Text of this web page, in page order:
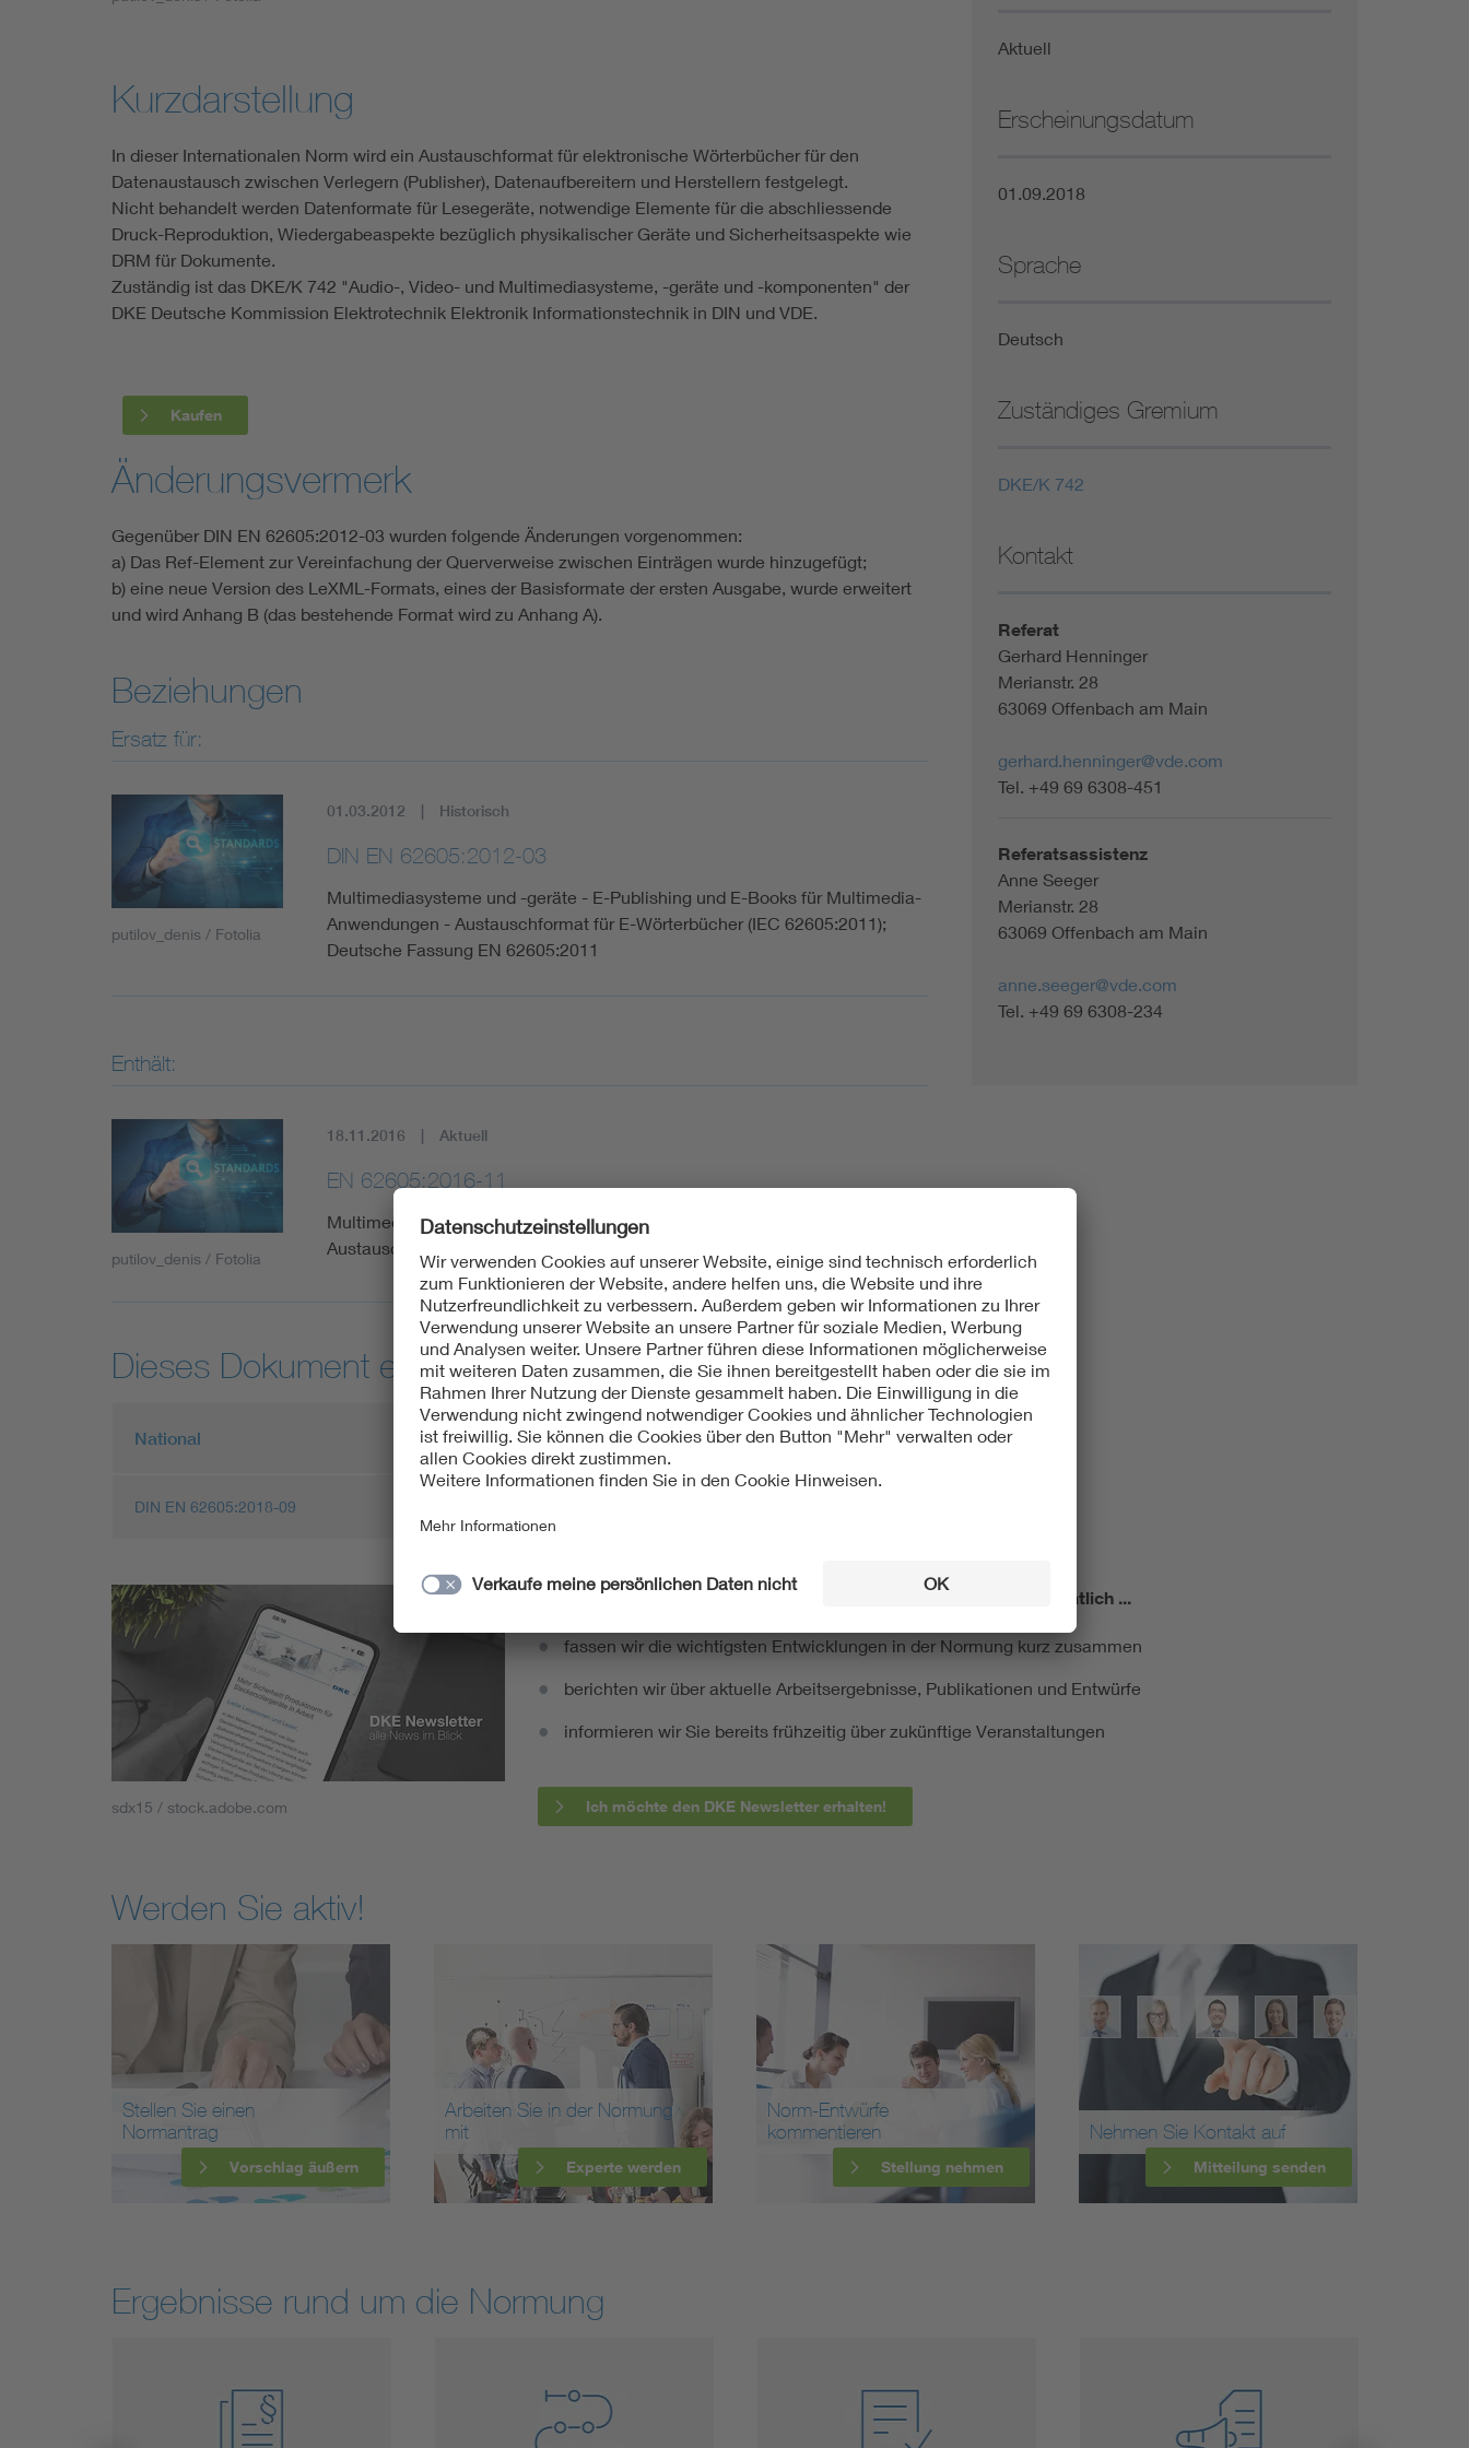
Living
Smart Cities
Kurzdarstellung
In dieser Internationalen Norm wird ein Austauschformat für elektronische Wörterbücher für den
Datenaustausch zwischen Verlegern (Publisher), Datenaufbereitern und Herstellern festgelegt.
Nicht behandelt werden Datenformate für Lesegeräte, notwendige Elemente für die abschliessende
Druck-Reproduktion, Wiedergabeaspekte bezüglich physikalischer Geräte und Sicherheitsaspekte wie
DRM für Dokumente.
Zuständig ist das DKE/K 742 "Audio-, Video- und Multimediasysteme, -geräte und -komponenten" der
DKE Deutsche Kommission Elektrotechnik Elektronik Informationstechnik in DIN und VDE.
Kaufen
Änderungsvermerk
Gegenüber DIN EN 62605:2012-03 wurden folgende Änderungen vorgenommen:
a) Das Ref-Element zur Vereinfachung der Querverweise zwischen Einträgen wurde hinzugefügt;
b) eine neue Version des LeXML-Formats, eines der Basisformate der ersten Ausgabe, wurde erweitert
und wird Anhang B (das bestehende Format wird zu Anhang A).
Beziehungen
Ersatz für:
putilov_denis / Fotolia
01.03.2012 Historisch
DIN EN 62605:2012-03
Multimediasysteme und -geräte - E-Publishing und E-Books für Multimedia-
Anwendungen - Austauschformat für E-Wörterbücher (IEC 62605:2011);
Deutsche Fassung EN 62605:2011
Enthält:
putilov_denis / Fotolia
18.11.2016 Aktuell
EN 62605:2016-11
Multimediageräte und -systeme - Multimedia e-publishing und e-books -
Austauschformat für elektronische Wörterbücher
Dieses Dokument entspricht:
National Europäisch
DIN EN 62605:2018-09
Aktuell
Erscheinungsdatum
01.09.2018
Sprache
Deutsch
Zuständiges Gremium
DKE/K 742
Kontakt
Referat
Gerhard Henninger
Merianstr. 28
63069 Offenbach am Main
gerhard.henninger@vde.com
Tel. +49 69 6308-451
Referatsassistenz
Anne Seeger
Merianstr. 28
63069 Offenbach am Main
anne.seeger@vde.com
Tel. +49 69 6308-234
sdx15 / stock.adobe.com
Mit unserem DKE Newsletter sind Sie immer top informiert! Monatlich ...
fassen wir die wichtigsten Entwicklungen in der Normung kurz zusammen
berichten wir über aktuelle Arbeitsergebnisse, Publikationen und Entwürfe
informieren wir Sie bereits frühzeitig über zukünftige Veranstaltungen
Ich möchte den DKE Newsletter erhalten!
Werden Sie aktiv!
Stellen Sie einen
Normantrag
Vorschlag äußern
Arbeiten Sie in der Normung
mit
Experte werden
Norm-Entwürfe
kommentieren
Stellung nehmen
Nehmen Sie Kontakt auf
Mitteilung senden
Ergebnisse rund um die Normung